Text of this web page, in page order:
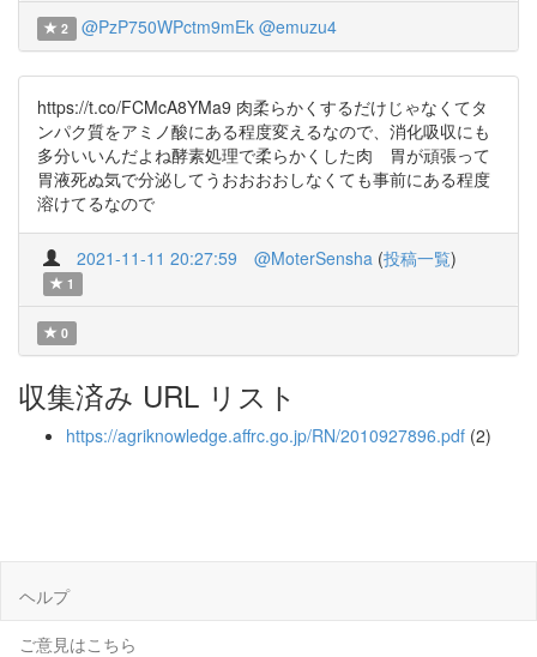
2 @PzP750WPctm9mEk @emuzu4
https://t.co/FCMcA8YMa9 肉柔らかくするだけじゃなくてタ
ンパク質をアミノ酸にある程度変えるなので、消化吸収にも
多分いいんだよね酵素処理で柔らかくした肉 胃が頑張って
胃液死ぬ気で分泌してうおおおおしなくても事前にある程度
溶けてるなので
2021-11-11 20:27:59 @MoterSensha (投稿一覧)
1
0
収集済み URL リスト
https://agriknowledge.affrc.go.jp/RN/2010927896.pdf (2)
ヘルプ
ご意見はこちら